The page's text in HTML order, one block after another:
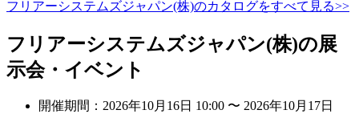
フリアーシステムズジャパン(株)のカタログをすべて見る>>
フリアーシステムズジャパン(株)の展
示会・イベント
開催期間：2026年10月16日 10:00 〜 2026年10月17日